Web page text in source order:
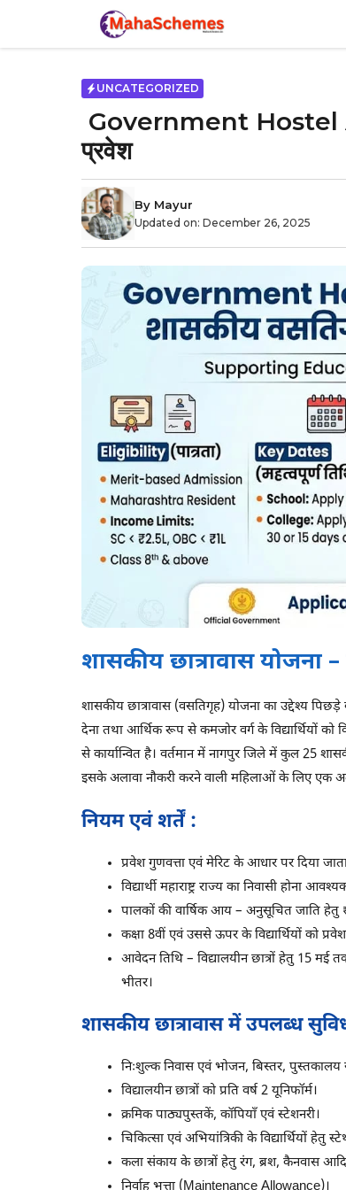
content
UNCATEGORIZED
Government Hostel
प्रवेश
By Mayur
Updated on: December 26, 2025
शासकीय छात्रावास योजना
शासकीय छात्रावास (वसतिगृह) योजना का उद्देश्य पिछड़े
देना तथा आर्थिक रूप से कमजोर वर्ग के विद्यार्थियों को
से कार्यान्वित है। वर्तमान में नागपुर जिले में कुल 25
इसके अलावा नौकरी करने वाली महिलाओं के लिए एक
नियम एवं शर्तें :
प्रवेश गुणवत्ता एवं मेरिट के आधार पर दिया
विद्यार्थी महाराष्ट्र राज्य का निवासी होना
पालकों की वार्षिक आय – अनुसूचित जाति हेतु
कक्षा 8वीं एवं उससे ऊपर के विद्यार्थियों को
आवेदन तिथि – विद्यालयीन छात्रों हेतु 15 मई
भीतर।
शासकीय छात्रावास में उपलब्ध
निःशुल्क निवास एवं भोजन, बिस्तर, पुस्तकालय
विद्यालयीन छात्रों को प्रति वर्ष 2 यूनिफॉर्म।
क्रमिक पाठ्यपुस्तकें, कॉपियाँ एवं स्टेशनरी।
चिकित्सा एवं अभियांत्रिकी के विद्यार्थियों हेतु
कला संकाय के छात्रों हेतु रंग, ब्रश, कैनवास